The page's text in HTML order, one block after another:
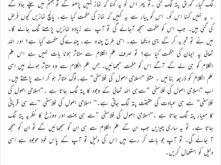
لگ گیا۔ گہرائی پتہ لگ گئی ۔تو پھر اس کو یہ کہنا کہ نماز نہیں پڑھو گے تو جہنم میں چلے جاؤ گے
۔ یہ نہیں کہنا اس کو۔ اس کو پیار سے یہ کہیں کہ نماز کی حکمت کیا ہے۔ پانچ نمازیں کیوں فرض
کی گئی ہیں۔ جب اس کو حکمت سمجھ آجائے گی تو آپ سے زیادہ نمازیں پڑھنے لگ جائے گا۔
مَیں نے تو تجربہ کر کے یہی دیکھا ہے۔ اسی طرح چندہ ہے۔ چندےکی حکمت کیا ہے؟ اور اللہ
تعالیٰ پہ ایمان کی حکمت کیا ہے؟ تو صرف علم الکلام سے متاثر ہونا بات نہیں ہے اس علم
الکلام کو ہی لے کے آگے اس کو حکمت سمجھائیں۔ جس علم الکلام سے وہ متاثر ہوئے ہیں اسی
علم الکلام کو ذریعہ بنائیں ۔ مثلاً ’’اسلامی اصول کی فلاسفی‘‘ ہے۔لوگ متاثر ہو کر اسے پڑھتے ہیں۔
اب ’’اسلامی اصول کی فلاسفی ‘‘سےہی اللہ تعالیٰ کے وجود کا پتہ لگ جاتا ہے ۔’’اسلامی اصول کی
فلاسفی‘‘ سے ہی عبادت کی حقیقت پتہ لگ جاتی ہے۔’’ اسلامی اصول کی فلاسفی ‘‘سے ہی قربانی
کا معیار پتہ لگ جاتا ہے ۔’’اسلامی اصول کی فلاسفی ‘‘سے ہی جنت اور دوزخ کا نظریہ پتہ لگ
جاتا ہے۔ تو یہ ساری چیزیں جب ان کے علم الکلام سے ہی ان کو سمجھائیں گے تو ان کو سمجھ
آ جائے گی۔ تو آپ جو بات کر رہے ہیں اس کی دلیل تو آپ کے پاس خود موجود ہے اسی
دلیل کو استعمال کریں۔